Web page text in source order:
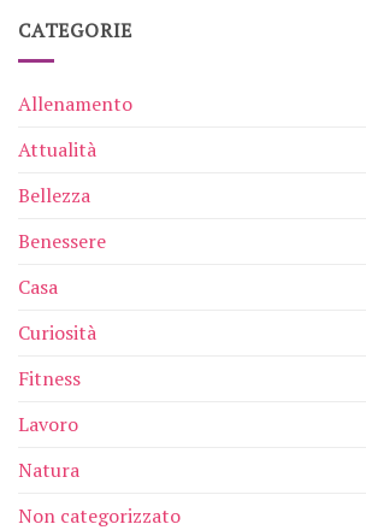
CATEGORIE
Allenamento
Attualità
Bellezza
Benessere
Casa
Curiosità
Fitness
Lavoro
Natura
Non categorizzato